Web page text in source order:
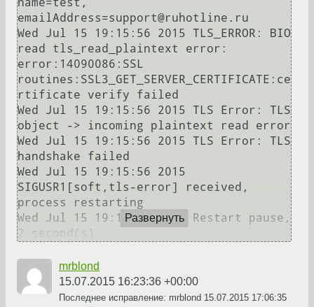
name=test,
emailAddress=support@ruhotline.ru
Wed Jul 15 19:15:56 2015 TLS_ERROR: BIO
read tls_read_plaintext error:
error:14090086:SSL
routines:SSL3_GET_SERVER_CERTIFICATE:ce
rtificate verify failed
Wed Jul 15 19:15:56 2015 TLS Error: TLS
object -> incoming plaintext read error
Wed Jul 15 19:15:56 2015 TLS Error: TLS
handshake failed
Wed Jul 15 19:15:56 2015
SIGUSR1[soft,tls-error] received,
process restarting
Wed Jul 15 19:15:56 2015 Restart pause,
2 second(s)
Развернуть
mrblond
15.07.2015 16:23:36 +00:00
Последнее исправление: mrblond 15.07.2015 17:06:35